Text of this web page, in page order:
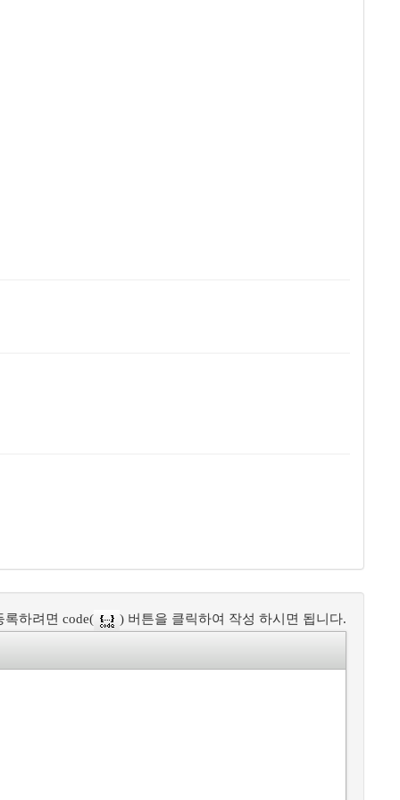
록하려면 code( ) 버튼을 클릭하여 작성 하시면 됩니다.